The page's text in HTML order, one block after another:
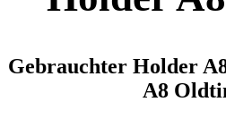
Gebrauchter Holder
A8